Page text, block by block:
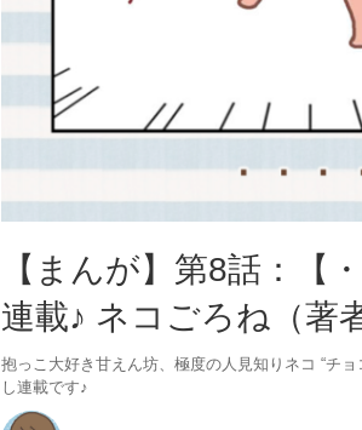
【まんが】第8話：【
連載♪ ネコごろね（著
抱っこ大好き甘えん坊、極度の人見知りネコ “チ
し連載です♪